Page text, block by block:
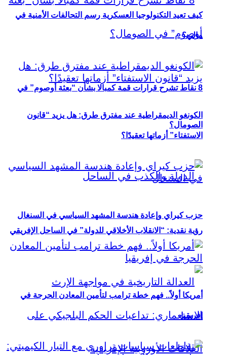
8 نقاط تشرح قرارات قمة كمبالا بشأن “بعثة أوصوم” في
الصومال؟
رؤية نقدية: “الانقلاب الأخلاقي للدولة” في الساحل الإفريقي
كيف تعيد التكنولوجيا العسكرية رسم التحالفات الأمنية في
مالي؟
الكونغو الديمقراطية عند مفترق طرق: هل يزيد “قانون
الاستفتاء” أزماتها تعقيدًا؟
حزب كيراي وإعادة هندسة المشهد السياسي في السنغال
أمريكا أولاً.. فهم خطة ترامب لتأمين المعادن الحرجة في
إفريقيا